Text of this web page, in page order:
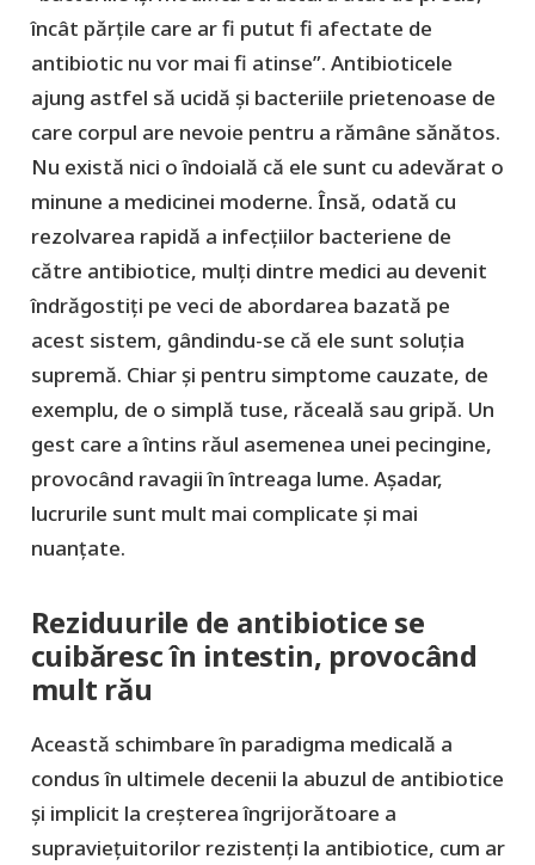
încât părțile care ar fi putut fi afectate de
antibiotic nu vor mai fi atinse”. Antibioticele
ajung astfel să ucidă și bacteriile prietenoase de
care corpul are nevoie pentru a rămâne sănătos.
Nu există nici o îndoială că ele sunt cu adevărat o
minune a medicinei moderne. Însă, odată cu
rezolvarea rapidă a infecțiilor bacteriene de
către antibiotice, mulți dintre medici au devenit
îndrăgostiți pe veci de abordarea bazată pe
acest sistem, gândindu-se că ele sunt soluția
supremă. Chiar și pentru simptome cauzate, de
exemplu, de o simplă tuse, răceală sau gripă. Un
gest care a întins răul asemenea unei pecingine,
provocând ravagii în întreaga lume. Așadar,
lucrurile sunt mult mai complicate și mai
nuanțate.
Reziduurile de antibiotice se
cuibăresc în intestin, provocând
mult rău
Această schimbare în paradigma medicală a
condus în ultimele decenii la abuzul de antibiotice
și implicit la creșterea îngrijorătoare a
supraviețuitorilor rezistenți la antibiotice, cum ar